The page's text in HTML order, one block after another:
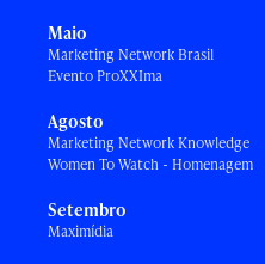
Maio
Marketing Network Brasil
Evento ProXXIma
Agosto
Marketing Network Knowledge
Women To Watch - Homenagem
Setembro
Maximídia